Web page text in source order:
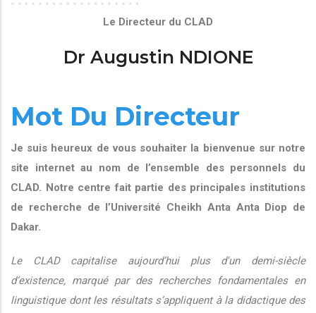
Le Directeur du CLAD
Dr Augustin NDIONE
Mot Du Directeur
Je suis heureux de vous souhaiter la bienvenue sur notre
site internet au nom de l’ensemble des personnels du
CLAD. Notre centre fait partie des principales institutions
de recherche de l’Université Cheikh Anta Anta Diop de
Dakar.
Le CLAD capitalise aujourd’hui plus d'un demi-siècle
d’existence, marqué par des recherches fondamentales en
linguistique dont les résultats s’appliquent à la didactique des